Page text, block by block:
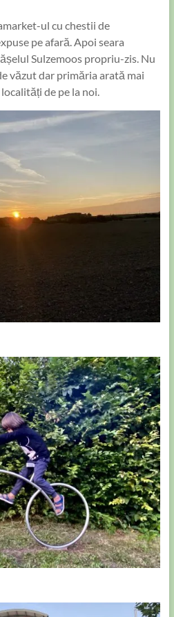
ul cu chestii de
pe afară. Apoi seara
Sulzemoos propriu-zis. Nu
văzut dar primăria arată mai
de pe la noi.